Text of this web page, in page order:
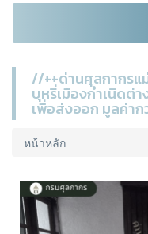
//++ด่านศุลกากร
บุหรี่เมืองกำเนิดต่า
เพื่อส่งออก มูลค่า
หน้าหลัก